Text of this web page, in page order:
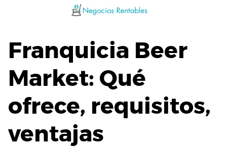
Franquicia Beer
Market: Qué
ofrece, requisitos,
ventajas